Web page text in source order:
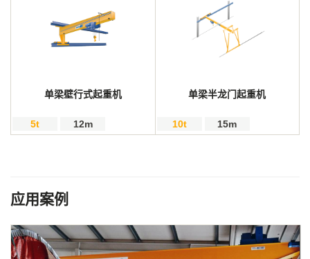
单梁壁行式起重机
5t 12m
单梁半龙门起重机
10t 15m
应用案例